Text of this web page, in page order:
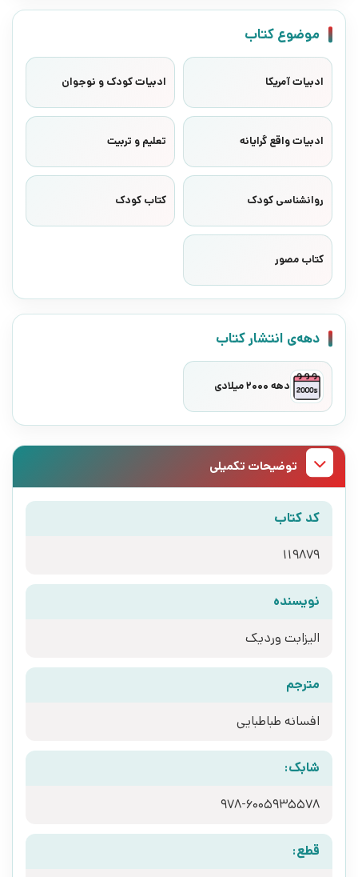
موضوع کتاب
ادبیات آمریکا ادبیات کودک و نوجوان
ادبیات واقع گرایانه تعلیم و تربیت
روانشناسی کودک کتاب کودک
کتاب مصور
دهه‌ی انتشار کتاب
دهه 2000 میلادی
توضیحات تکمیلی
کد کتاب
119879
نویسنده
الیزابت وردیک
مترجم
افسانه طباطبایی
شابک:
978-6005935578
قطع: